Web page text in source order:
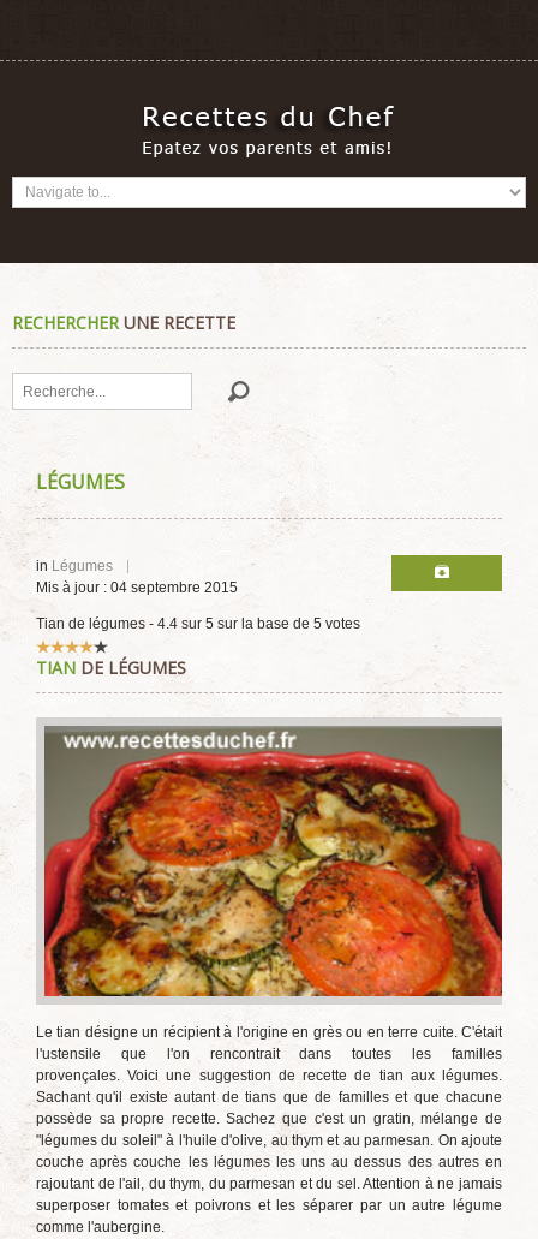
RECHERCHERUNE RECETTE
Rechercher
LÉGUMES
in Légumes
Mis à jour : 04 septembre 2015
Tian de légumes - 4.4 sur 5 sur la base de 5 votes
Vote
utilisateur: 4 /5
TIAN DE LÉGUMES
Le tian désigne un récipient à l'origine en grès ou en terre cuite. C'était
l'ustensile que l'on rencontrait dans toutes les familles
provençales. Voici une suggestion de recette de tian aux légumes.
Sachant qu'il existe autant de tians que de familles et que chacune
possède sa propre recette. Sachez que c'est un gratin, mélange de
"légumes du soleil" à l'huile d'olive, au thym et au parmesan. On ajoute
couche après couche les légumes les uns au dessus des autres en
rajoutant de l'ail, du thym, du parmesan et du sel. Attention à ne jamais
superposer tomates et poivrons et les séparer par un autre légume
comme l'aubergine.